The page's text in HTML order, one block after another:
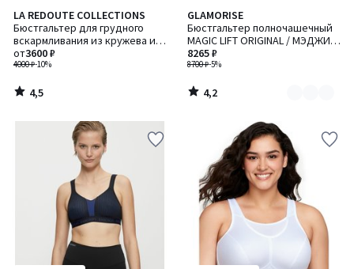
LA REDOUTE COLLECTIONS
Бюстгальтер для грудного
вскармливания из кружева и
микрофибры
4000 ₽-10%
от3600 ₽
4,5
/ 5
4,5
/
GLAMORISE
Бюстгальтер полночашечный
MAGIC LIFT ORIGINAL / МЭДЖИК
ЛИФТ ОРИДЖИНАЛ
8700 ₽-5%
8265 ₽
4,2
/ 5
Количество
цветов:
3
4,2
/